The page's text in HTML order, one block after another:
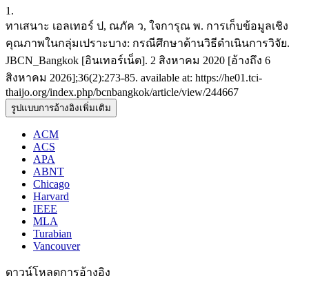
1.
ทาเสนาะ เอลเทอร์ ป, ณภัค ว, ใจการุณ พ. การเก็บข้อมูลเชิง
คุณภาพในกลุ่มเปราะบาง: กรณีศึกษาด้านวิธีดำเนินการวิจัย.
JBCN_Bangkok [อินเทอร์เน็ต]. 2 สิงหาคม 2020 [อ้างถึง 6
สิงหาคม 2026];36(2):273-85. available at: https://he01.tci-
thaijo.org/index.php/bcnbangkok/article/view/244667
รูปแบบการอ้างอิงเพิ่มเติม
ACM
ACS
APA
ABNT
Chicago
Harvard
IEEE
MLA
Turabian
Vancouver
ดาวน์โหลดการอ้างอิง